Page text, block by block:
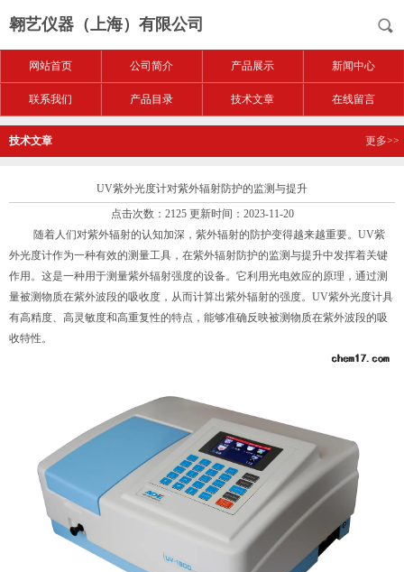
翱艺仪器（上海）有限公司
网站首页 公司简介 产品展示 新闻中心
联系我们 产品目录 技术文章 在线留言
技术文章 更多>>
UV紫外光度计对紫外辐射防护的监测与提升
点击次数：2125 更新时间：2023-11-20
随着人们对紫外辐射的认知加深，紫外辐射的防护变得越来越重要。UV紫
外光度计作为一种有效的测量工具，在紫外辐射防护的监测与提升中发挥着关键
作用。这是一种用于测量紫外辐射强度的设备。它利用光电效应的原理，通过测
量被测物质在紫外波段的吸收度，从而计算出紫外辐射的强度。UV紫外光度计具
有高精度、高灵敏度和高重复性的特点，能够准确反映被测物质在紫外波段的吸
收特性。